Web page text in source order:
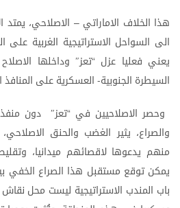
هذا الخلاف الاماراتي – الاصلاحي، يمتد
الى السواحل الاستراتيجية الغربية على
يعني فعليا عزل “تعز″ وداخلها الاصلاح
السيطرة الجنوبية- العسكريةعلى المنافذ
وحصر الاصلاحيين في “تعز″ دون منفذ
والصراع، يثير الغضب والحنق الاصلاحي،
منهم يدعوها لاقصائهم ميدانيا،
يمكن توقع مستقبل هذا الصراع الخفي
باب المندب الاستراتيجية ليست محل نقاش